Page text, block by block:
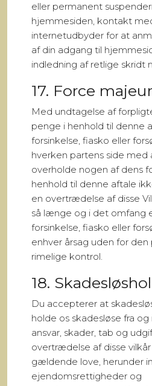
eller permanent
hjemmesiden, kontakt
internetudbyder for at
af din adgang til
indledning af retlige skridt
17. Force
Med undtagelse af
penge i henhold til denne
forsinkelse, fiasko eller
hverken partens side med
overholde nogen af dens
henhold til denne aftale
en overtrædelse af disse
så længe og i det omfang
forsinkelse, fiasko eller
enhver årsag uden for
rimelige kontrol.
18.
Du accepterer at
holde os skadesløse fra
ansvar, skader, tab og
overtrædelse af disse
gældende love, herunder
ejendomsrettigheder og